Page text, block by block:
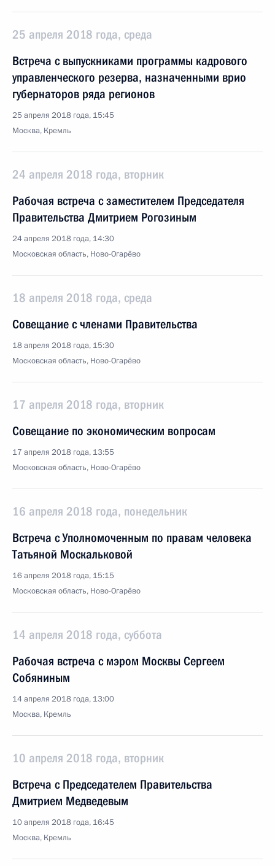
25 апреля 2018 года, среда
Встреча с выпускниками программы кадрового
управленческого резерва, назначенными врио
губернаторов ряда регионов
25 апреля 2018 года, 15:45
Москва, Кремль
24 апреля 2018 года, вторник
Рабочая встреча с заместителем Председателя
Правительства Дмитрием Рогозиным
24 апреля 2018 года, 14:30
Московская область, Ново-Огарёво
18 апреля 2018 года, среда
Совещание с членами Правительства
18 апреля 2018 года, 15:30
Московская область, Ново-Огарёво
17 апреля 2018 года, вторник
Совещание по экономическим вопросам
17 апреля 2018 года, 13:55
Московская область, Ново-Огарёво
16 апреля 2018 года, понедельник
Встреча с Уполномоченным по правам человека
Татьяной Москальковой
16 апреля 2018 года, 15:15
Московская область, Ново-Огарёво
14 апреля 2018 года, суббота
Рабочая встреча с мэром Москвы Сергеем
Собяниным
14 апреля 2018 года, 13:00
Москва, Кремль
10 апреля 2018 года, вторник
Встреча с Председателем Правительства
Дмитрием Медведевым
10 апреля 2018 года, 16:45
Москва, Кремль